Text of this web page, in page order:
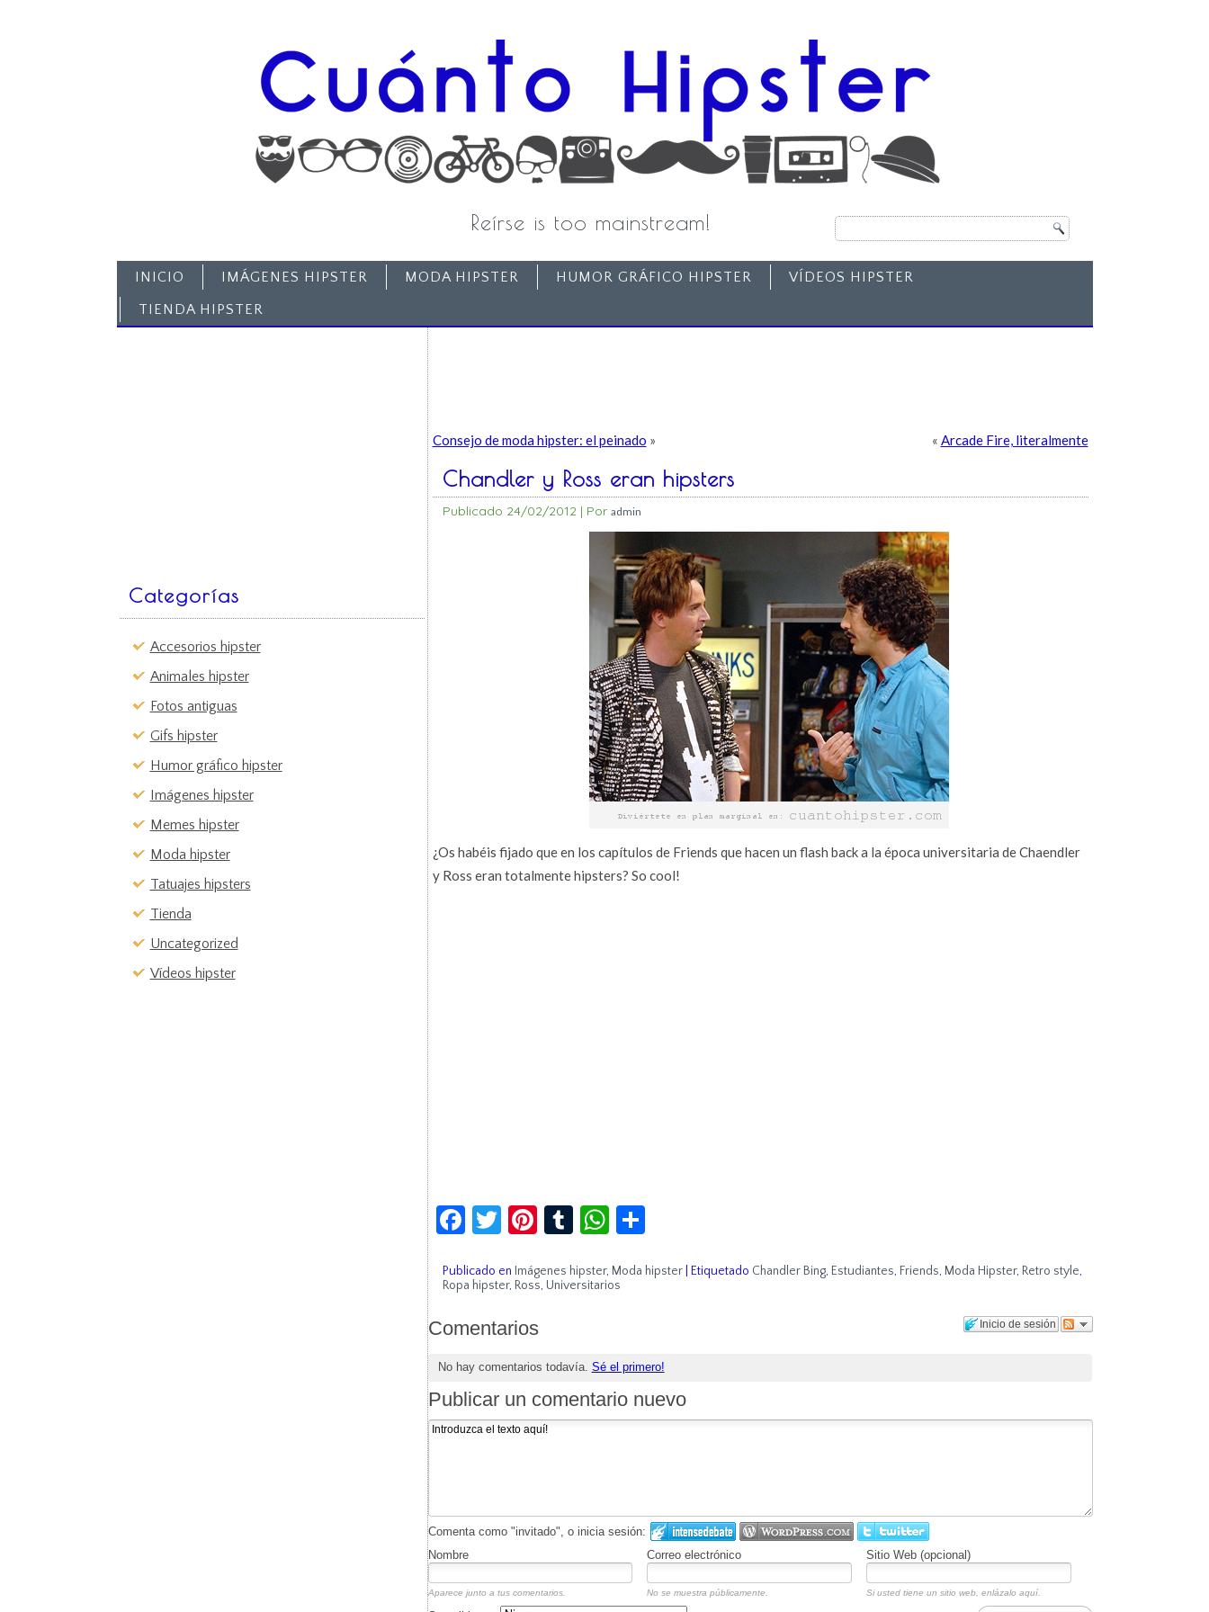
Reírse is too mainstream!
INICIO IMÁGENES HIPSTER MODA HIPSTER HUMOR GRÁFICO HIPSTER
VÍDEOS HIPSTER
TIENDA HIPSTER
Categorías
Accesorios hipster
Animales hipster
Fotos antiguas
Gifs hipster
Humor gráfico hipster
Imágenes hipster
Memes hipster
Moda hipster
Tatuajes hipsters
Tienda
Uncategorized
Vídeos hipster
Consejo de moda hipster: el peinado » « Arcade Fire, literalmente
Chandler y Ross eran hipsters
Publicado 24/02/2012| Por admin
¿Os habéis fijado que en los capítulos de Friends que hacen un flash back a la época universitaria de Chaendler
y Ross eran totalmente hipsters? So cool!
Facebook
Twitter
Pinterest
TumblrWhatsApp
Compartir
Publicado en Imágenes hipster, Moda hipster| Etiquetado Chandler Bing, Estudiantes, Friends, Moda Hipster, Retro style,
Ropa hipster, Ross, Universitarios
Inicio de sesión
Comentarios
No hay comentarios todavía. Sé el primero!
Publicar un comentario nuevo
Comenta como "invitado", o inicia sesión:
Nombre
Correo electrónico Sitio Web (opcional)
Aparece junto a tus comentarios. No se muestra públicamente. Si usted tiene un sitio web, enlázalo aquí.